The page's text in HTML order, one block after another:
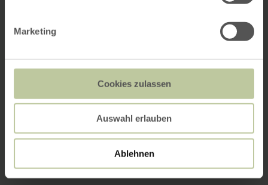
Marketing
Cookies zulassen
Auswahl erlauben
Ablehnen